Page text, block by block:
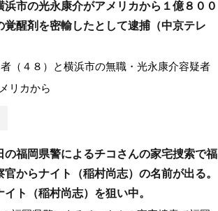
浜市の光永康介がアメリカから１億８００
覚醒剤を密輸したとして逮捕（中京テレ
（４８）と横浜市の無職・光永康介容疑者
リカから
の福岡県警によるチコさんの家宅捜索で福
官からナイト（稲村尚志）の名前が出る。
ト（稲村尚志）を狙い中。